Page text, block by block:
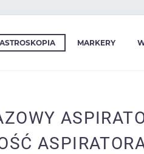
MARKERY